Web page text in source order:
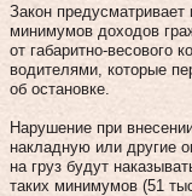
Закон
минимумов доходов
от габаритно-весового
водителями, которые
об остановке.
Нарушение при
накладную или другие
на груз будут
таких минимумов (51